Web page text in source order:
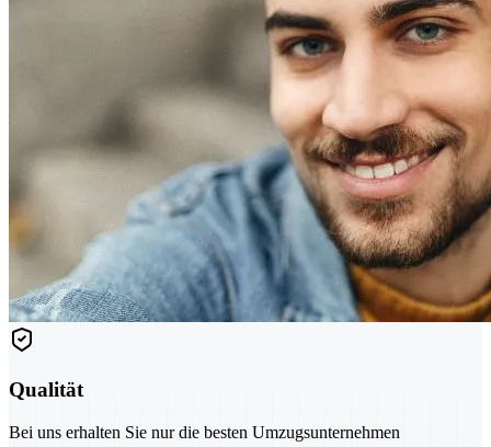
Qualität
Bei uns erhalten Sie nur die besten Umzugsunternehmen